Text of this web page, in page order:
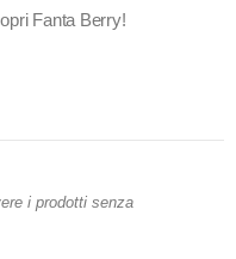
Fanta Berry!
i prodotti senza